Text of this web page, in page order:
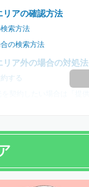
アの確認方法
索方法
の検索方法
ア外の場合の対処法
する